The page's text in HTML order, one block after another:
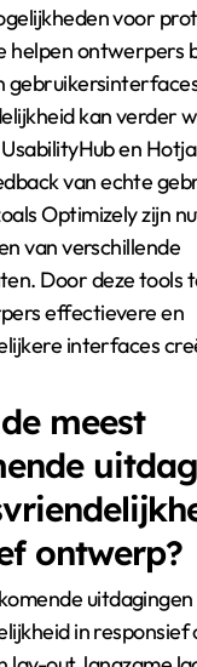
voor
helpen ontwerpers
kan verder
en
van echte
Optimizely zijn
van verschillende
Door deze tools
effectievere en
interfaces
meest
ontwerp?
uitdagingen
in